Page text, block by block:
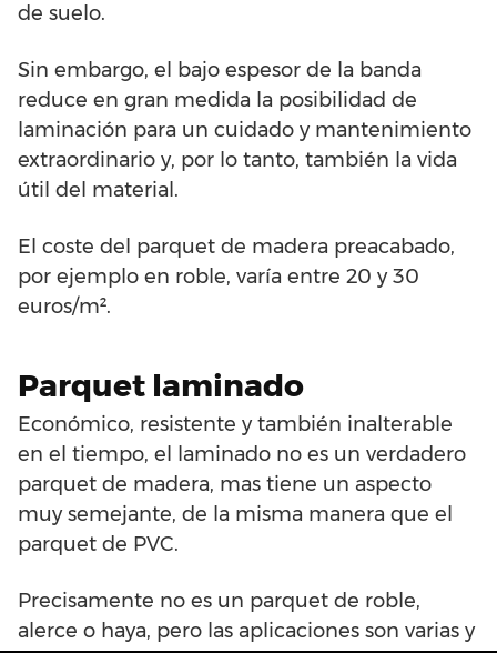
de suelo.
Sin embargo, el bajo espesor de la banda
reduce en gran medida la posibilidad de
laminación para un cuidado y mantenimiento
extraordinario y, por lo tanto, también la vida
útil del material.
El coste del parquet de madera preacabado,
por ejemplo en roble, varía entre 20 y 30
euros/m².
Parquet laminado
Económico, resistente y también inalterable
en el tiempo, el laminado no es un verdadero
parquet de madera, mas tiene un aspecto
muy semejante, de la misma manera que el
parquet de PVC.
Precisamente no es un parquet de roble,
alerce o haya, pero las aplicaciones son varias y